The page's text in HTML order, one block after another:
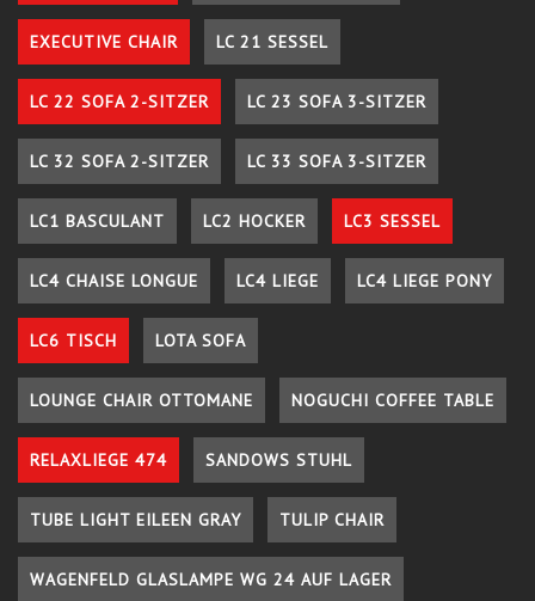
EXECUTIVE CHAIR LC 21 SESSEL
LC 22 SOFA 2-SITZER LC 23 SOFA 3-SITZER
LC 32 SOFA 2-SITZER LC 33 SOFA 3-SITZER
LC1 BASCULANT LC2 HOCKER LC3 SESSEL
LC4 CHAISE LONGUE LC4 LIEGE LC4 LIEGE PONY
LC6 TISCH LOTA SOFA
LOUNGE CHAIR OTTOMANE NOGUCHI COFFEE TABLE
RELAXLIEGE 474 SANDOWS STUHL
TUBE LIGHT EILEEN GRAY TULIP CHAIR
WAGENFELD GLASLAMPE WG 24 AUF LAGER